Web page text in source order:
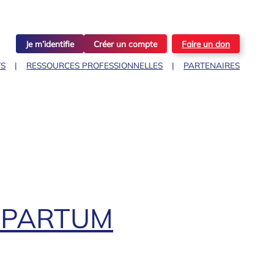
Je m’identifie Créer un compte Faire un don
RESSOURCES PROFESSIONNELLES PARTENAIRES